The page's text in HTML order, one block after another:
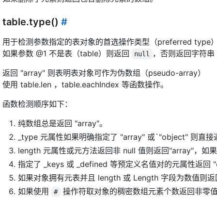
table.type() #
用于检测参数指定的表对象的首选操作类型（preferred type
如果参数 @1 不是表（table）则返回
null
，否则返回字符串
返回 "array" 则表明表对象可作为伪数组（pseudo-array）
使用 table.len ，table.eachIndex 等函数操作。
函数检测顺序如下：
纯数组总是返回 "array"。
_type 元属性如果明确指定了 "array" 或`"object" 则直接
length 元属性或元方法返回非 null 值则返回"array"，如
指定了 _keys 或 _defined 等预定义名值对的元属性返回
如果对象拥有元表并且 length 或 Length 字段为数值则
如果使用
#
操作符取对象的稠密数组元素个数返回非零